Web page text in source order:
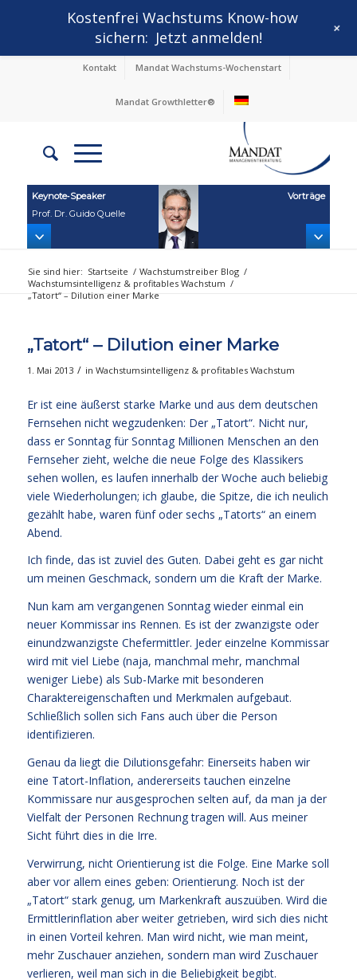
Kontakt Mandat Wachstums-Wochenstart
Mandat Growthletter®
Keynote‑Speaker
Prof. Dr. Guido Quelle
Vorträge
Sie sind hier: Startseite / Wachstumstreiber Blog /
Wachstumsintelligenz & profitables Wachstum /
„Tatort“ – Dilution einer Marke
„Tatort“ – Dilution einer Marke
1. Mai 2013 / in Wachstumsintelligenz & profitables Wachstum
Er ist eine äußerst starke Marke und aus dem deutschen
Fernsehen nicht wegzudenken: Der „Tatort“. Nicht nur,
dass er Sonntag für Sonntag Millionen Menschen an den
Fernseher zieht, welche die neue Folge des Klassikers
sehen wollen, es laufen innerhalb der Woche auch beliebig
viele Wiederholungen; ich glaube, die Spitze, die ich neulich
gezählt habe, waren fünf oder sechs „Tatorts“ an einem
Abend.
Ich finde, das ist zuviel des Guten. Dabei geht es gar nicht
um meinen Geschmack, sondern um die Kraft der Marke.
Nun kam am vergangenen Sonntag wieder einmal ein
neuer Kommissar ins Rennen. Es ist der zwanzigste oder
einundzwanzigste Chefermittler. Jeder einzelne Kommissar
wird mit viel Liebe (naja, manchmal mehr, manchmal
weniger Liebe) als Sub-Marke mit besonderen
Charaktereigenschaften und Merkmalen aufgebaut.
Schließlich sollen sich Fans auch über die Person
identifizieren.
Genau da liegt die Dilutionsgefahr: Einerseits haben wir
eine Tatort-Inflation, andererseits tauchen einzelne
Kommissare nur ausgesprochen selten auf, da man ja der
Vielfalt der Personen Rechnung tragen will. Aus meiner
Sicht führt dies in die Irre.
Verwirrung, nicht Orientierung ist die Folge. Eine Marke soll
aber vor allem eines geben: Orientierung. Noch ist der
„Tatort“ stark genug, um Markenkraft auszuüben. Wird die
Ermittlerinflation aber weiter getrieben, wird sich dies nicht
in einen Vorteil kehren. Man wird nicht, wie man meint,
mehr Zuschauer anziehen, sondern man wird Zuschauer
verlieren, weil man sich in die Beliebigkeit begibt.
Kostenfrei Wachstums Know-how
sichern: Jetzt anmelden! +